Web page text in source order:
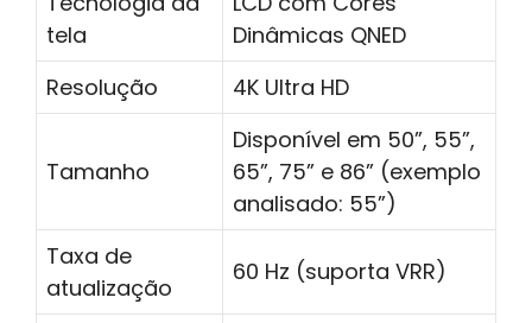
tela
Dinâmicas QNED
Resolução
4K Ultra HD
Tamanho
Disponível em 50”, 55”,
65”, 75” e 86” (exemplo
analisado: 55”)
Taxa de
atualização
60 Hz (suporta VRR)